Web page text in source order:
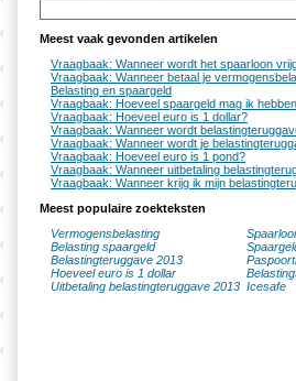
Meest vaak gevonden artikelen
Vraagbaak: Wanneer wordt het spaarloon
Vraagbaak: Wanneer betaal je
Belasting en spaargeld
Vraagbaak: Hoeveel spaargeld mag ik
Vraagbaak: Hoeveel euro is 1 dollar?
Vraagbaak: Wanneer wordt
Vraagbaak: Wanneer wordt je
Vraagbaak: Hoeveel euro is 1 pond?
Vraagbaak: Wanneer uitbetaling
Vraagbaak: Wanneer krijg ik mijn
Meest populaire zoekteksten
Vermogensbelasting
Belasting spaargeld
Belastingteruggave 2013
Hoeveel euro is 1 dollar
Uitbetaling belastingteruggave 2013 Icesafe